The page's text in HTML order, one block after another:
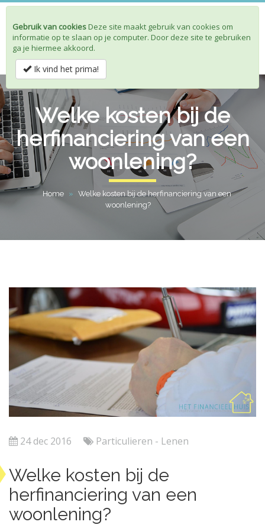
Toggle
Welke kosten bij de
herfinanciering van een
woonlening?
Home » Welke kosten bij de herfinanciering van een
woonlening?
24 dec 2016 Particulieren - Lenen
Welke kosten bij de
herfinanciering van een
woonlening?
Gebruik van cookiesDeze site maakt gebruik van cookies om
informatie op te slaan op je computer. Door deze site te gebruiken
ga je hiermee akkoord.
Ik vind het prima!